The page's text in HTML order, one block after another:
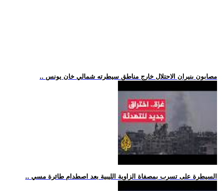
.. مصابون بنيران الاحتلال خارج مناطق سيطرته شمالي خان يونس
.. السيطرة على تسرب بمصفاة الزاوية الليبية بعد اصطدام طائرة مسي